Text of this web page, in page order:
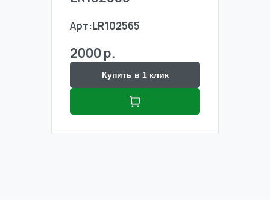
Арт:LR102565
2000 р.
Купить в 1 клик